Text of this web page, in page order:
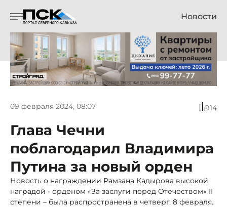
Новости
09 февраля 2024, 08:07 914
Глава Чечни
поблагодарил Владимира
Путина за новый орден
Новость о награждении Рамзана Кадырова высокой
наградой - орденом «За заслуги перед Отечеством» II
степени – была распространена в четверг, 8 февраля.